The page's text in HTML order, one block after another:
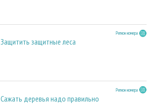
Регион номера
Защитить защитные леса
Регион номера
Сажать деревья надо правильно